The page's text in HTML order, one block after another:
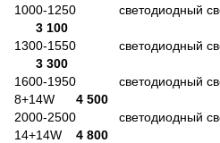
1000-1250 светодиодный
3 100
1300-1550 светодиодный
3 300
1600-1950 светодиодный
8+14W 4 500
2000-2500 светодиодный
14+14W 4 800